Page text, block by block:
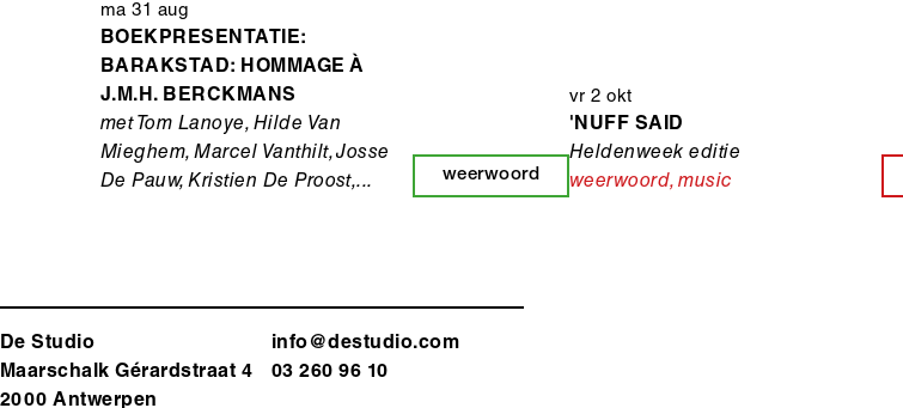
ma 31 aug
BOEKPRESENTATIE:
BARAKSTAD: HOMMAGE À
J.M.H. BERCKMANS
met Tom Lanoye, Hilde Van
Mieghem, Marcel Vanthilt, Josse
De Pauw, Kristien De Proost,...
weerwoord
vr 2 okt
'NUFF SAID
Heldenweek editie
weerwoord,music
De Studio
Maarschalk Gérardstraat 4
2000 Antwerpen
info@destudio.com
03 260 96 10